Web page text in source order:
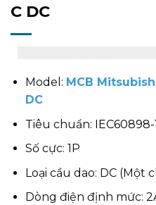
C DC
Model: MCB
DC
Tiêu chuẩn: IEC60898-
Số cực: 1P
Loại cầu dao: DC (Một
Dòng điện định mức: